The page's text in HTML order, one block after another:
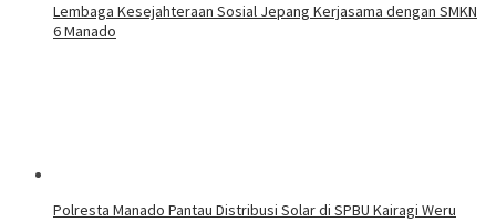
Lembaga Kesejahteraan Sosial Jepang Kerjasama dengan SMKN
6 Manado
Polresta Manado Pantau Distribusi Solar di SPBU Kairagi Weru